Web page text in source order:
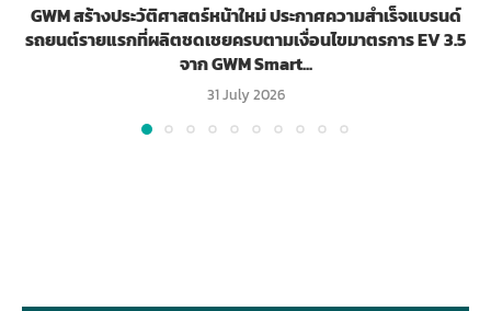
GWM สร้างประวัติศาสตร์หน้าใหม่ ประกาศความสำเร็จแบรนด์
รถยนต์รายแรกที่ผลิตชดเชยครบตามเงื่อนไขมาตรการ EV 3.5
จาก GWM Smart...
31 July 2026